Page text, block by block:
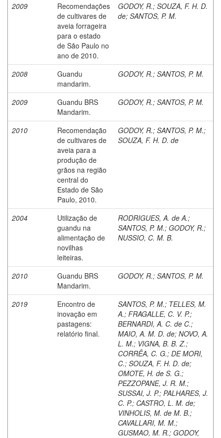
2009
Recomendações
de cultivares de
aveia forrageira
para o estado
de São Paulo no
ano de 2010.
GODOY, R.; SOUZA, F. H. D.
de; SANTOS, P. M.
2008
Guandu
mandarim.
GODOY, R.; SANTOS, P. M.
2009
Guandu BRS
Mandarim.
GODOY, R.; SANTOS, P. M.
2010
Recomendação
de cultivares de
aveia para a
produção de
grãos na região
central do
Estado de São
Paulo, 2010.
GODOY, R.; SANTOS, P. M.;
SOUZA, F. H. D. de
2004
Utilização de
guandu na
alimentação de
novilhas
leiteiras.
RODRIGUES, A. de A.;
SANTOS, P. M.; GODOY, R.;
NUSSIO, C. M. B.
2010
Guandu BRS
Mandarim.
GODOY, R.; SANTOS, P. M.
2019
Encontro de
inovação em
pastagens:
relatório final.
SANTOS, P. M.; TELLES, M.
A.; FRAGALLE, C. V. P.;
BERNARDI, A. C. de C.;
MAIO, A. M. D. de; NOVO, A.
L. M.; VIGNA, B. B. Z.;
CORRÊA, C. G.; DE MORI,
C.; SOUZA, F. H. D. de;
OMOTE, H. de S. G.;
PEZZOPANE, J. R. M.;
SUSSAI, J. P.; PALHARES, J.
C. P.; CASTRO, L. M. de;
VINHOLIS, M. de M. B.;
CAVALLARI, M. M.;
GUSMAO, M. R.; GODOY,